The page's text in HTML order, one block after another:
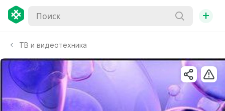
+
ТВ и видеотехника